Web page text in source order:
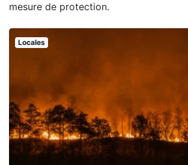
mesure de protection.
Locales